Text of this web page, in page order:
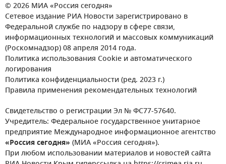
© 2026 МИА «Россия сегодня»
Сетевое издание РИА Новости зарегистрировано в
Федеральной службе по надзору в сфере связи,
информационных технологий и массовых коммуникаций
(Роскомнадзор) 08 апреля 2014 года.
Политика использования Cookie и автоматического
логирования
Политика конфиденциальности (ред. 2023 г.)
Правила применения рекомендательных технологий
Свидетельство о регистрации Эл № ФС77-57640.
Учредитель: Федеральное государственное унитарное
предприятие Международное информационное агентство
«Россия сегодня» (МИА «Россия сегодня»).
При любом использовании материалов и новостей сайта